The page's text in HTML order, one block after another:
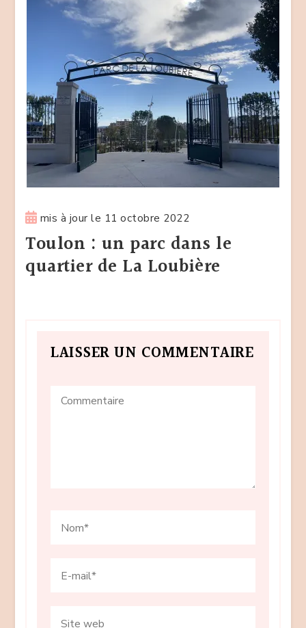
mis à jour le 11 octobre 2022
Toulon : un parc dans le
quartier de La Loubière
LAISSER UN COMMENTAIRE